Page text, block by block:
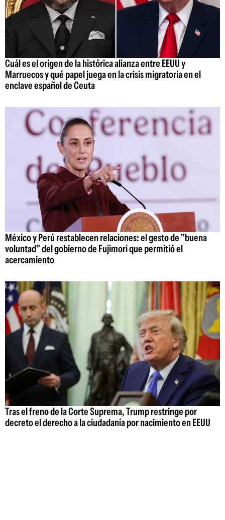
Cuál es el origen de la histórica alianza entre EEUU y
Marruecos y qué papel juega en la crisis migratoria en el
enclave español de Ceuta
México y Perú restablecen relaciones: el gesto de "buena
voluntad" del gobierno de Fujimori que permitió el
acercamiento
Tras el freno de la Corte Suprema, Trump restringe por
decreto el derecho a la ciudadanía por nacimiento en EEUU